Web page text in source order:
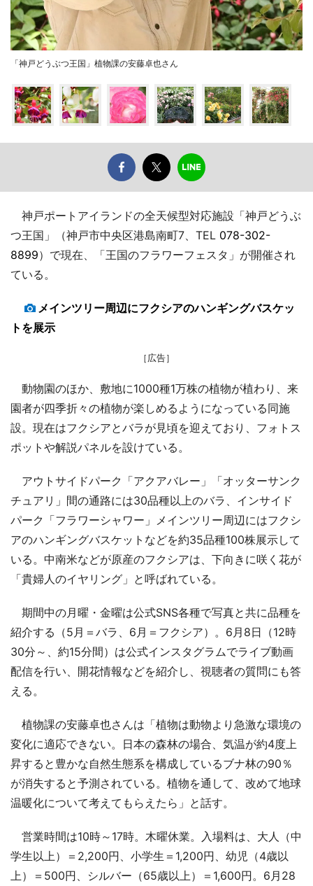
「神戸どうぶつ王国」植物課の安藤卓也さん
神戸ポートアイランドの全天候型対応施設「神戸どうぶ
つ王国」（神戸市中央区港島南町7、TEL 078-302-
8899）で現在、「王国のフラワーフェスタ」が開催され
ている。
メインツリー周辺にフクシアのハンギングバスケッ
トを展示
［広告］
動物園のほか、敷地に1000種1万株の植物が植わり、来
園者が四季折々の植物が楽しめるようになっている同施
設。現在はフクシアとバラが見頃を迎えており、フォトス
ポットや解説パネルを設けている。
アウトサイドパーク「アクアバレー」「オッターサンク
チュアリ」間の通路には30品種以上のバラ、インサイド
パーク「フラワーシャワー」メインツリー周辺にはフクシ
アのハンギングバスケットなどを約35品種100株展示して
いる。中南米などが原産のフクシアは、下向きに咲く花が
「貴婦人のイヤリング」と呼ばれている。
期間中の月曜・金曜は公式SNS各種で写真と共に品種を
紹介する（5月＝バラ、6月＝フクシア）。6月8日（12時
30分～、約15分間）は公式インスタグラムでライブ動画
配信を行い、開花情報などを紹介し、視聴者の質問にも答
える。
植物課の安藤卓也さんは「植物は動物より急激な環境の
変化に適応できない。日本の森林の場合、気温が約4度上
昇すると豊かな自然生態系を構成しているブナ林の90％
が消失すると予測されている。植物を通して、改めて地球
温暖化について考えてもらえたら」と話す。
営業時間は10時～17時。木曜休業。入場料は、大人（中
学生以上）＝2,200円、小学生＝1,200円、幼児（4歳以
上）＝500円、シルバー（65歳以上）＝1,600円。6月28